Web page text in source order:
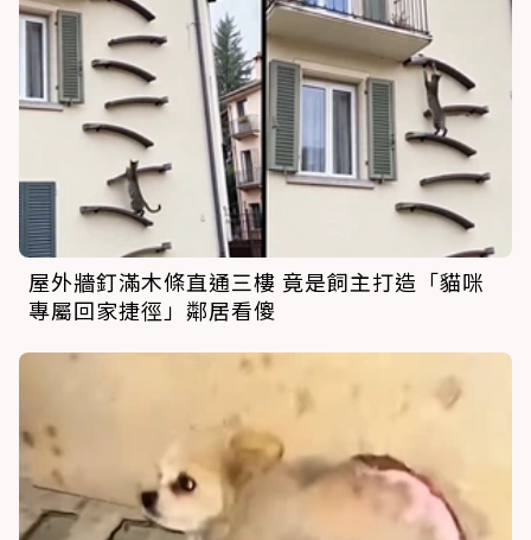
屋外牆釘滿木條直通三樓 竟是飼主打造「貓咪
專屬回家捷徑」鄰居看傻